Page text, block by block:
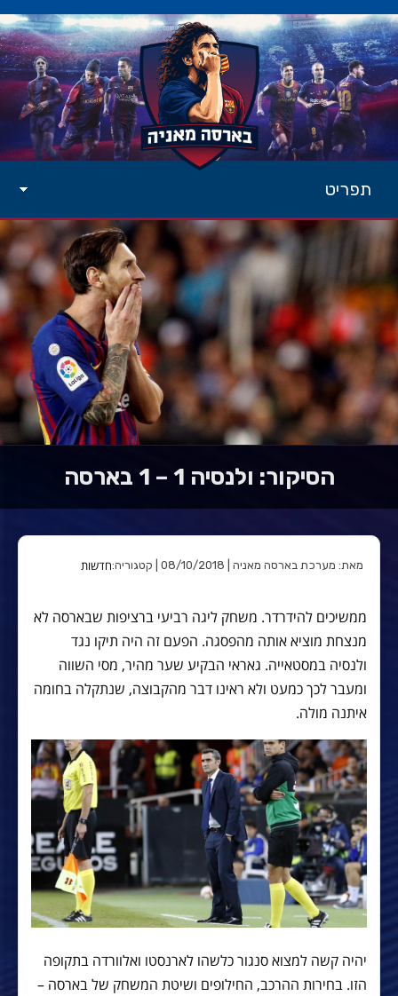
תפריט
הסיקור: ולנסיה 1 – 1 בארסה
מאת: מערכת בארסה מאניה | 08/10/2018 | קטגוריה: חדשות
ממשיכים להידרדר. משחק ליגה רביעי ברציפות שבארסה לא
מנצחת מוציא אותה מהפסגה. הפעם זה היה תיקו נגד
ולנסיה במסטאייה. גאראי הבקיע שער מהיר, מסי השווה
ומעבר לכך כמעט ולא ראינו דבר מהקבוצה, שנתקלה בחומה
איתנה מולה.
יהיה קשה למצוא סנגור כלשהו לארנסטו ואלוורדה בתקופה
הזו. בחירות ההרכב, החילופים ושיטת המשחק של בארסה –